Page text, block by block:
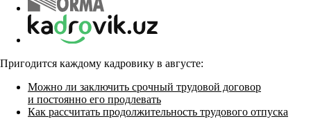
Пригодится каждому кадровику в августе:
Можно ли заключить срочный трудовой договор
и постоянно его продлевать
Как рассчитать продолжительность трудового отпуска